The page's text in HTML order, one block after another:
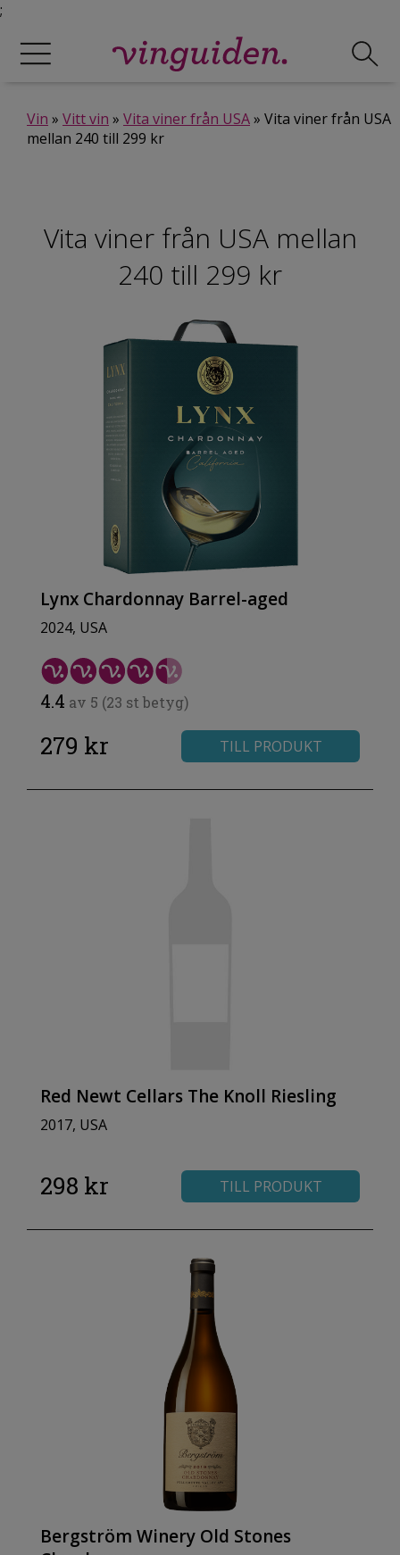
;
Vin » Vitt vin » Vita viner från USA» Vita viner från USA
mellan 240 till 299 kr
Vita viner från USA mellan
240 till 299 kr
Lynx Chardonnay Barrel-aged
2024, USA
4.4 av 5 (23 st betyg)
279 kr TILL PRODUKT
Red Newt Cellars The Knoll Riesling
2017, USA
298 kr TILL PRODUKT
Bergström Winery Old Stones